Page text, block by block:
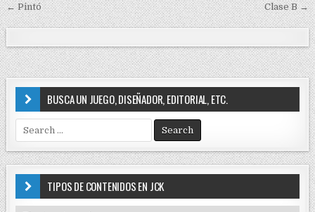
i
n
N
a
v
e
a
c
i
ó
n
← Pintó Clase B →
BUSCA UN JUEGO, DISEÑADOR, EDITORIAL, ETC.
e
a
r
TIPOS DE CONTENIDOS EN JCK